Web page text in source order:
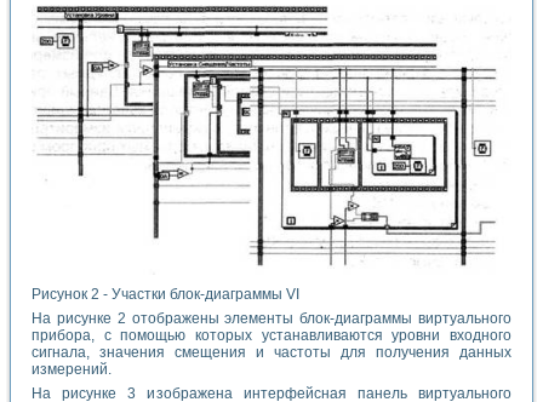
Рисунок 2 - Участки блок-диаграммы VI
На рисунке 2 отображены элементы блок-диаграммы виртуального
прибора, с помощью которых устанавливаются уровни входного
сигнала, значения смещения и частоты для получения данных
измерений.
На рисунке 3 изображена интерфейсная панель виртуального